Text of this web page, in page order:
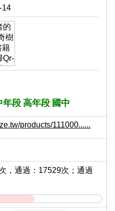
14
年段 高年段 國中
products/111000......
，通過：17529次；通過